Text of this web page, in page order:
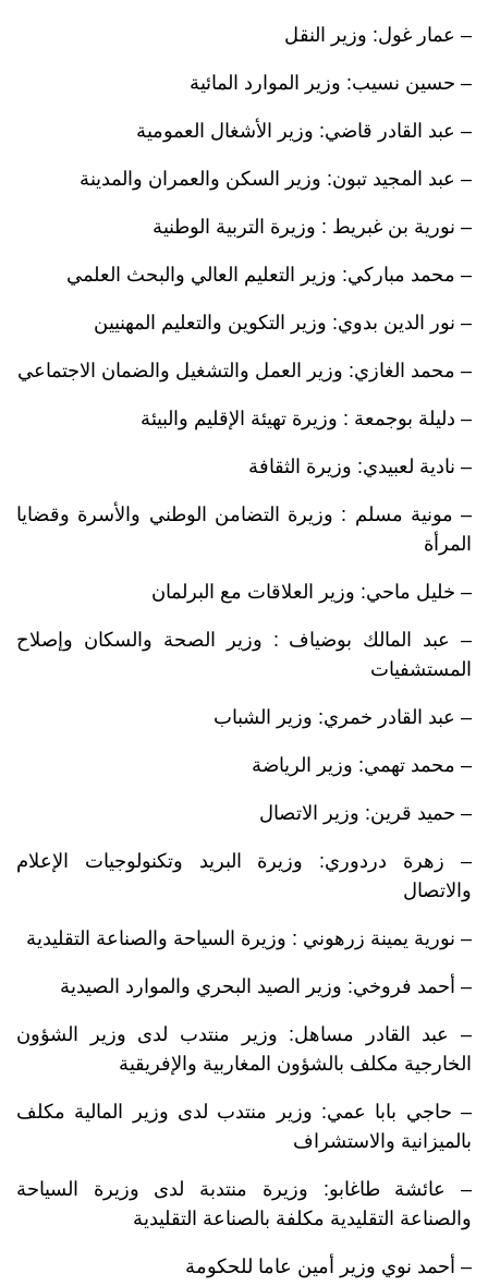
– عمار غول: وزير النقل
– حسين نسيب: وزير الموارد المائية
– عبد القادر قاضي: وزير الأشغال العمومية
– عبد المجيد تبون: وزير السكن والعمران والمدينة
– نورية بن غبريط : وزيرة التربية الوطنية
– محمد مباركي: وزير التعليم العالي والبحث العلمي
– نور الدين بدوي: وزير التكوين والتعليم المهنيين
– محمد الغازي: وزير العمل والتشغيل والضمان الاجتماعي
– دليلة بوجمعة : وزيرة تهيئة الإقليم والبيئة
– نادية لعبيدي: وزيرة الثقافة
– مونية مسلم : وزيرة التضامن الوطني والأسرة وقضايا
المرأة
– خليل ماحي: وزير العلاقات مع البرلمان
– عبد المالك بوضياف : وزير الصحة والسكان وإصلاح
المستشفيات
– عبد القادر خمري: وزير الشباب
– محمد تهمي: وزير الرياضة
– حميد قرين: وزير الاتصال
– زهرة دردوري: وزيرة البريد وتكنولوجيات الإعلام
والاتصال
– نورية يمينة زرهوني : وزيرة السياحة والصناعة التقليدية
– أحمد فروخي: وزير الصيد البحري والموارد الصيدية
– عبد القادر مساهل: وزير منتدب لدى وزير الشؤون
الخارجية مكلف بالشؤون المغاربية والإفريقية
– حاجي بابا عمي: وزير منتدب لدى وزير المالية مكلف
بالميزانية والاستشراف
– عائشة طاغابو: وزيرة منتدبة لدى وزيرة السياحة
والصناعة التقليدية مكلفة بالصناعة التقليدية
– أحمد نوي وزير أمين عاما للحكومة